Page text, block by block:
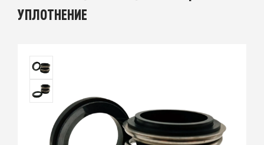
УПЛОТНЕНИЕ